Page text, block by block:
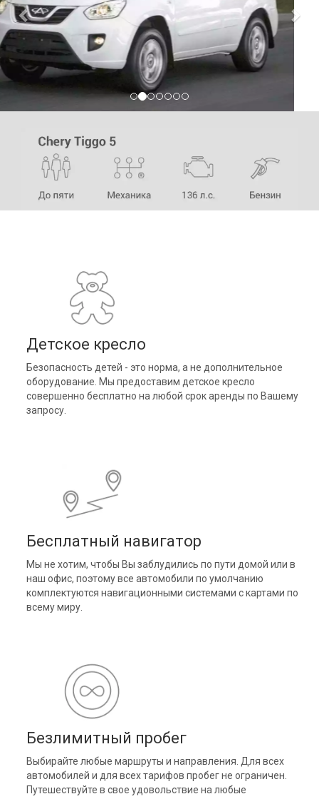
Детское кресло
Безопасность детей - это норма, а не дополнительное
оборудование. Мы предоставим детское кресло
совершенно бесплатно на любой срок аренды по Вашему
запросу.
Бесплатный навигатор
Мы не хотим, чтобы Вы заблудились по пути домой или в
наш офис, поэтому все автомобили по умолчанию
комплектуются навигационными системами с картами по
всему миру.
Безлимитный пробег
Выбирайте любые маршруты и направления. Для всех
автомобилей и для всех тарифов пробег не ограничен.
Путешествуйте в свое удовольствие на любые